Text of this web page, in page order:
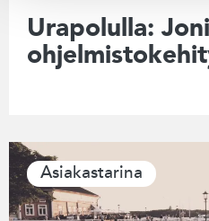
Urapolulla:
Asiakastarina